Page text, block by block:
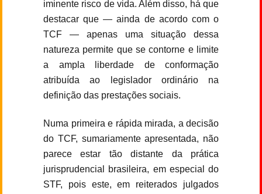
iminente risco de vida. Além disso, há que
destacar que — ainda de acordo com o
TCF — apenas uma situação dessa
natureza permite que se contorne e limite
a ampla liberdade de conformação
atribuída ao legislador ordinário na
definição das prestações sociais.
Numa primeira e rápida mirada, a decisão
do TCF, sumariamente apresentada, não
parece estar tão distante da prática
jurisprudencial brasileira, em especial do
STF, pois este, em reiterados julgados